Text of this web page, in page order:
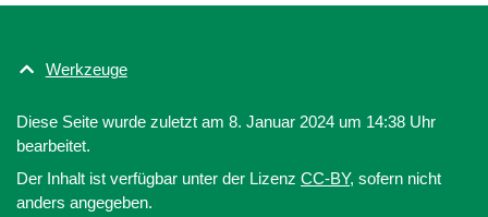
Werkzeuge
Diese Seite wurde zuletzt am 8. Januar 2024 um 14:38 Uhr
bearbeitet.
Der Inhalt ist verfügbar unter der Lizenz CC-BY, sofern nicht
anders angegeben.